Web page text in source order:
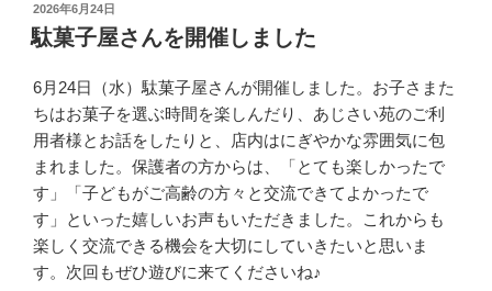
投
稿
日:
2026年6月24日
駄菓子屋さんを開催しました
6月24日（水）駄菓子屋さんが開催しました。お子さまた
ちはお菓子を選ぶ時間を楽しんだり、あじさい苑のご利
用者様とお話をしたりと、店内はにぎやかな雰囲気に包
まれました。保護者の方からは、「とても楽しかったで
す」「子どもがご高齢の方々と交流できてよかったで
す」といった嬉しいお声もいただきました。これからも
楽しく交流できる機会を大切にしていきたいと思いま
す。次回もぜひ遊びに来てくださいね♪